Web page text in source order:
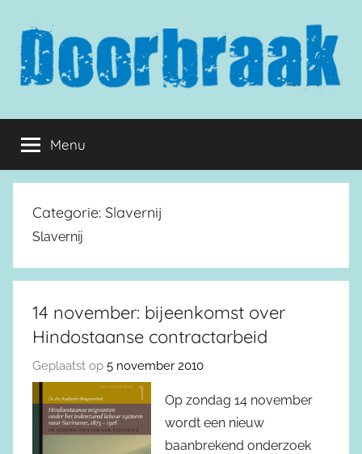
inhoud
springen
Doorbraak.eu
Menu
Categorie: Slavernij
Slavernij
14 november: bijeenkomst over
Hindostaanse contractarbeid
Geplaatst op 5 november 2010
Op zondag 14 november
wordt een nieuw
baanbrekend onderzoek